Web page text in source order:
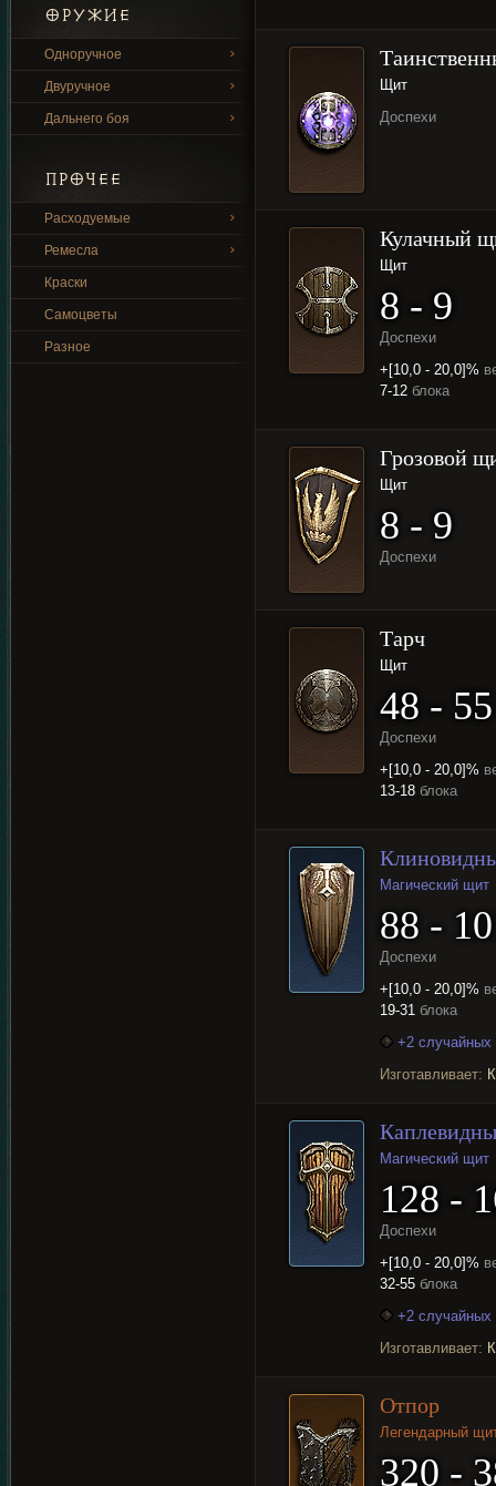
ОРУЖИЕ
Одноручное
Двуручное
Дальнего боя
ПРОЧЕЕ
Расходуемые
Ремесла
Краски
Самоцветы
Разное
Щит
Доспехи
Кулачный
Щит
8 - 9
Доспехи
+[10,0 - 20,0]%
7-12 блока
Грозовой
Щит
8 - 9
Доспехи
Тарч
Щит
48 - 55
Доспехи
+[10,0 - 20,0]%
13-18 блока
Магический щит
88 -
Доспехи
+[10,0 - 20,0]%
19-31 блока
+2 случайных
Изготавливает:
Магический щит
128 -
Доспехи
+[10,0 - 20,0]%
32-55 блока
+2 случайных
Изготавливает:
Отпор
Легендарный
320 -